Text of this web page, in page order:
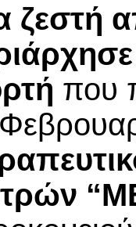
ζεστή
που